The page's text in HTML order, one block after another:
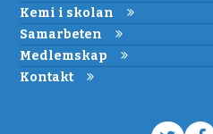
Kemi i skolan
Samarbeten
Medlemskap
Kontakt